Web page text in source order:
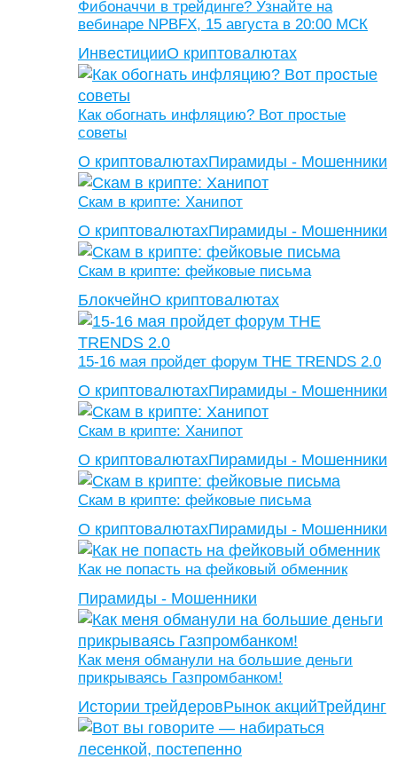
Фибоначчи в трейдинге? Узнайте на
вебинаре NPBFX, 15 августа в 20:00 МСК
ИнвестицииО криптовалютах
Как обогнать инфляцию? Вот простые
советы
О криптовалютахПирамиды - Мошенники
Скам в крипте: Ханипот
О криптовалютахПирамиды - Мошенники
Скам в крипте: фейковые письма
БлокчейнО криптовалютах
15-16 мая пройдет форум THE TRENDS 2.0
О криптовалютахПирамиды - Мошенники
Скам в крипте: Ханипот
О криптовалютахПирамиды - Мошенники
Скам в крипте: фейковые письма
О криптовалютахПирамиды - Мошенники
Как не попасть на фейковый обменник
Пирамиды - Мошенники
Как меня обманули на большие деньги
прикрываясь Газпромбанком!
Истории трейдеровРынок акцийТрейдинг